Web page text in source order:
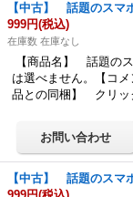
【中古】 話題のス
999円(税込)
在庫数 在庫なし
【商品名】 話題の
は選べません。【コ
品との同梱】 クリ
【中古】 話題のス